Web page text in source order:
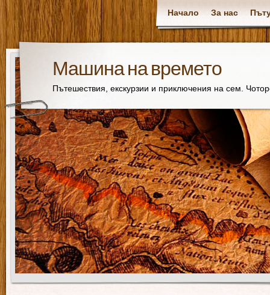
Начало За нас
Машина на времето
Пътешествия, екскурзии и приключения на сем.